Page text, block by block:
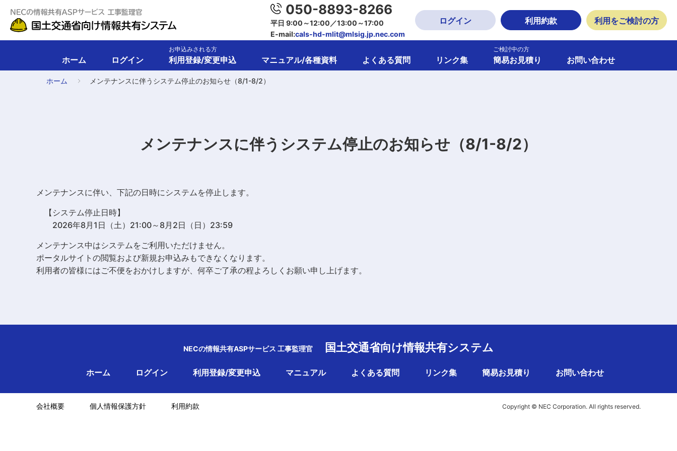
050-8893-8266
平日 9:00～12:00／13:00～17:00
E-mail:cals-hd-mlit@mlsig.jp.nec.com
ログイン 利用約款 利用をご検討の方
ホーム ログイン
お申込みされる方
利用登録/変更申込 マニュアル/各種資料 よくある質問 リンク集
ご検討中の方
簡易お見積り お問い合わせ
ホーム メンテナンスに伴うシステム停止のお知らせ（8/1-8/2）
メンテナンスに伴うシステム停止のお知らせ（8/1-8/2）
メンテナンスに伴い、下記の日時にシステムを停止します。
【システム停止日時】
2026年8月1日（土）21:00～8月2日（日）23:59
メンテナンス中はシステムをご利用いただけません。
ポータルサイトの閲覧および新規お申込みもできなくなります。
利用者の皆様にはご不便をおかけしますが、何卒ご了承の程よろしくお願い申し上げます。
NECの情報共有ASPサービス 工事監理官 国土交通省向け情報共有システム
ホーム ログイン 利用登録/変更申込 マニュアル よくある質問 リンク集 簡易お見積り お問い合わせ
会社概要 個人情報保護方針 利用約款 Copyright © NEC Corporation. All rights reserved.